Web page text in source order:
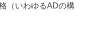
（いわゆるADの構